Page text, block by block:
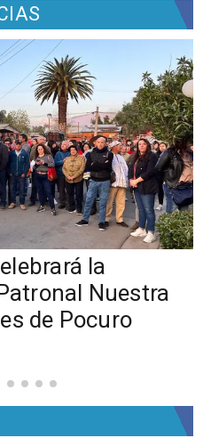
la
Nuestra
de Pocuro